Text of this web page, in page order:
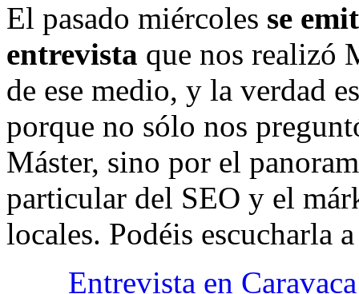
El pasado miércoles se
entrevista que nos realizó
de ese medio, y la verdad
porque no sólo nos
Máster, sino por el
particular del SEO y el
locales. Podéis escucharla
Entrevista en